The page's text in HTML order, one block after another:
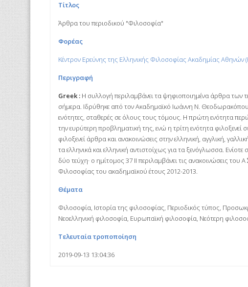
Τίτλος
Άρθρα του περιοδικού "Φιλοσοφία"
Φορέας
Κέντρον Ερεύνης της Ελληνικής Φιλοσοφίας Ακαδημίας Αθηνών
Περιγραφή
Greek : Η συλλογή περιλαμβάνει τα ψηφιοποιημένα άρθρα των
σήμερα. Ιδρύθηκε από τον Ακαδημαϊκό Ιωάννη Ν.
ενότητες, σταθερές σε όλους τους τόμους. Η πρώτη ενότητα
την ευρύτερη προβληματική της, ενώ η τρίτη ενότητα
φιλοξενεί άρθρα και ανακοινώσεις στην ελληνική, αγγλική,
τα ελληνικά και ελληνική αντιστοίχως για τα ξενόγλωσσα.
δύο τεύχη· ο ημίτομος 37 ΙΙ περιλαμβάνει τις ανακοινώσεις
Φιλοσοφίας του ακαδημαϊκού έτους 2012-2013.
Θέματα
Φιλοσοφία, Ιστορία της φιλοσοφίας, Περιοδικός τύπος,
Νεοελληνική φιλοσοφία, Ευρωπαϊκή φιλοσοφία, Νεότερη
Τελευταία τροποποίηση
2019-09-13 13:04:36